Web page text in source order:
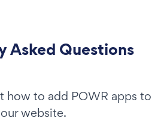
Asked Questions
how to add POWR apps to
website.